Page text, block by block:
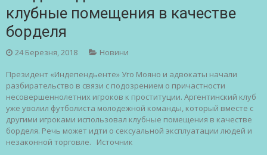
клубные помещения в качестве
борделя
24 Березня, 2018 Новини
Президент «Индепендьенте» Уго Мояно и адвокаты начали
разбирательство в связи с подозрением о причастности
несовершеннолетних игроков к проституции. Аргентинский клуб
уже уволил футболиста молодежной команды, который вместе с
другими игроками использовал клубные помещения в качестве
борделя. Речь может идти о сексуальной эксплуатации людей и
незаконной торговле. Источник